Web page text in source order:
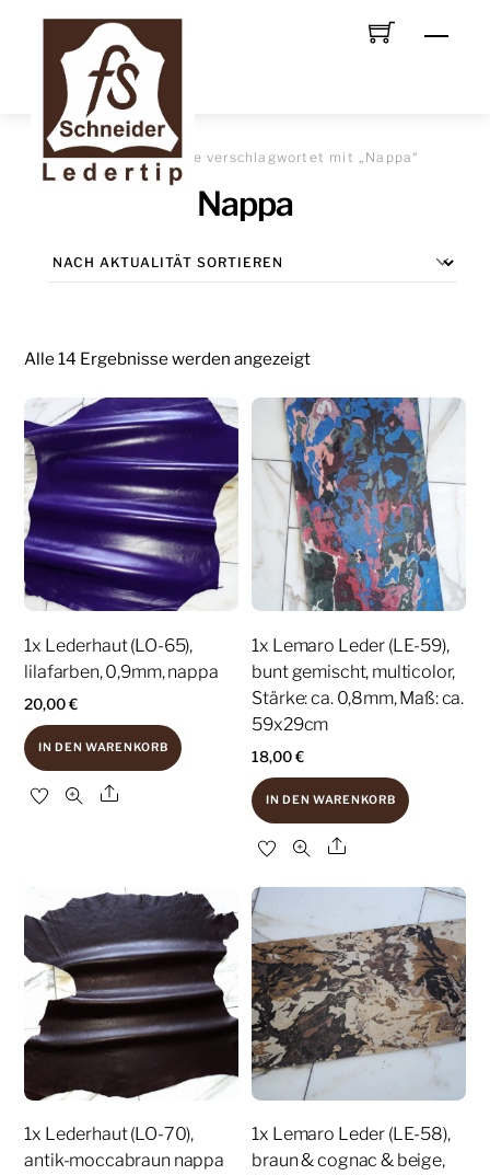
START/ Produkte verschlagwortet mit „Nappa“
Nappa
Alle 14 Ergebnisse werden angezeigtNach
sortiert
1x Lederhaut (LO-65),
lilafarben, 0,9mm, nappa
20,00€
IN DEN WARENKORB
Share
1x Lemaro Leder (LE-59),
bunt gemischt, multicolor,
Stärke: ca. 0,8mm, Maß: ca.
59x29cm
18,00€
IN DEN WARENKORB
Share
1x Lederhaut (LO-70),
antik-moccabraun nappa
1x Lemaro Leder (LE-58),
braun & cognac & beige,